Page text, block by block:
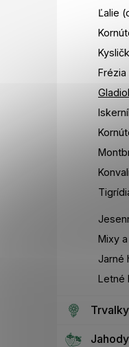
Ľalie
Mixy
Jarné
Letné
Trvalky
Jahody